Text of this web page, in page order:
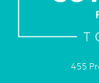
455